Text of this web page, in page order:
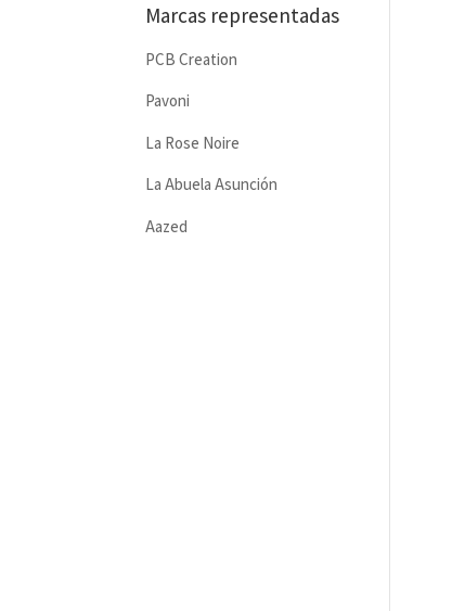
Marcas representadas
PCB Creation
Pavoni
La Rose Noire
La Abuela Asunción
Aazed